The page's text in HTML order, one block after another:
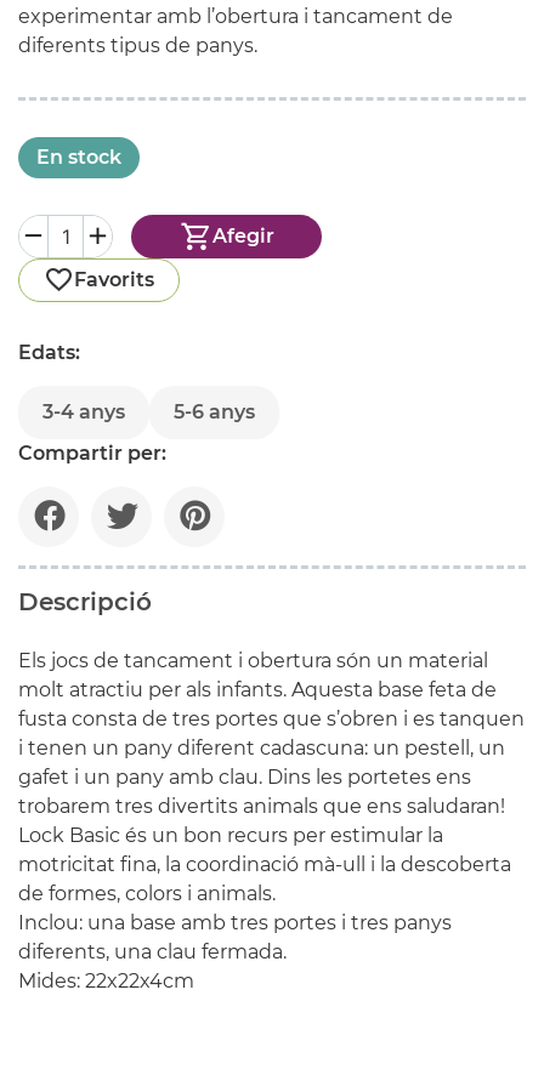
experimentar amb l’obertura i tancament de
diferents tipus de panys.
En stock
Afegir
Favorits
Edats:
3-4 anys
5-6 anys
Compartir per:
Descripció
Els jocs de tancament i obertura són un material
molt atractiu per als infants. Aquesta base feta de
fusta consta de tres portes que s’obren i es tanquen
i tenen un pany diferent cadascuna: un pestell, un
gafet i un pany amb clau. Dins les portetes ens
trobarem tres divertits animals que ens saludaran!
Lock Basic és un bon recurs per estimular la
motricitat fina, la coordinació mà-ull i la descoberta
de formes, colors i animals.
Inclou: una base amb tres portes i tres panys
diferents, una clau fermada.
Mides: 22x22x4cm